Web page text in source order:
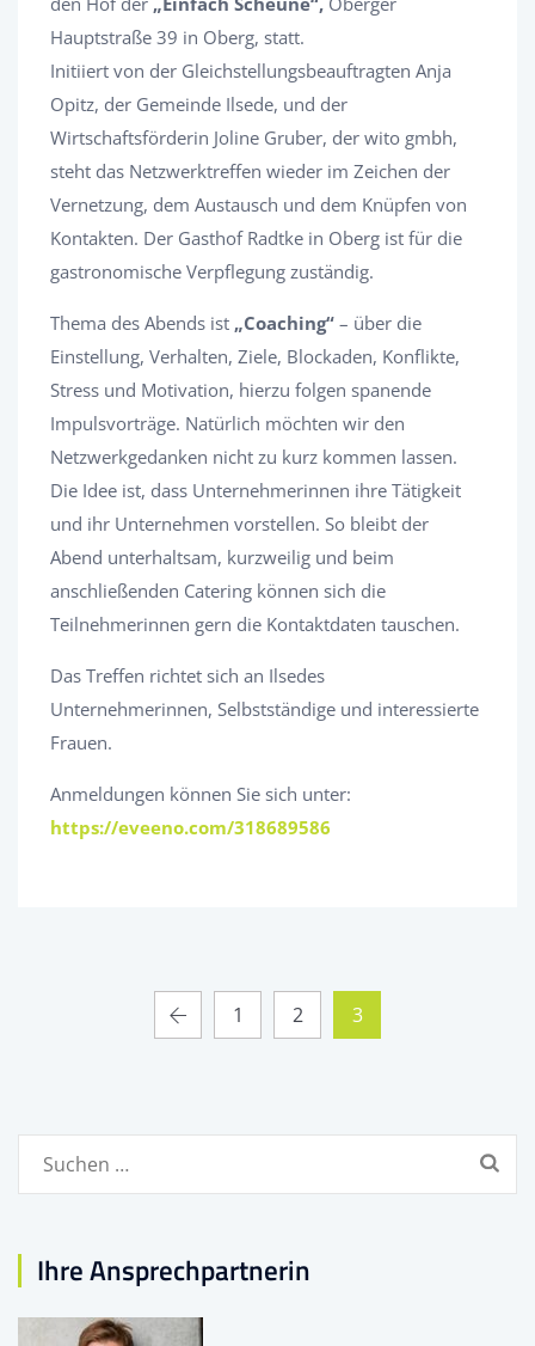
Hauptstraße 39 in Oberg, statt.
Initiiert von der Gleichstellungsbeauftragten Anja
Opitz, der Gemeinde Ilsede, und der
Wirtschaftsförderin Joline Gruber, der wito gmbh,
steht das Netzwerktreffen wieder im Zeichen der
Vernetzung, dem Austausch und dem Knüpfen von
Kontakten. Der Gasthof Radtke in Oberg ist für die
gastronomische Verpflegung zuständig.
Thema des Abends ist „Coaching“ – über die
Einstellung, Verhalten, Ziele, Blockaden, Konflikte,
Stress und Motivation, hierzu folgen spanende
Impulsvorträge. Natürlich möchten wir den
Netzwerkgedanken nicht zu kurz kommen lassen.
Die Idee ist, dass Unternehmerinnen ihre Tätigkeit
und ihr Unternehmen vorstellen. So bleibt der
Abend unterhaltsam, kurzweilig und beim
anschließenden Catering können sich die
Teilnehmerinnen gern die Kontaktdaten tauschen.
Das Treffen richtet sich an Ilsedes
Unternehmerinnen, Selbstständige und interessierte
Frauen.
Anmeldungen können Sie sich unter:
https://eveeno.com/318689586
1 2 3
Ihre Ansprechpartnerin